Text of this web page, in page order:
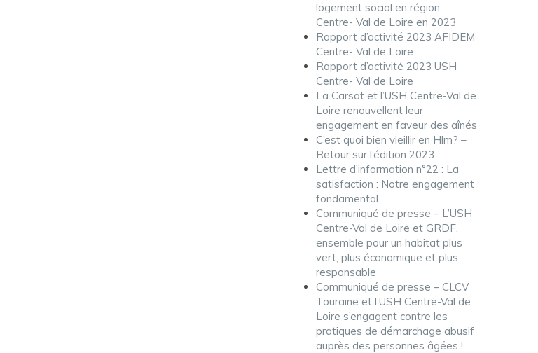
logement social en région
Centre- Val de Loire en 2023
Rapport d’activité 2023 AFIDEM
Centre- Val de Loire
Rapport d’activité 2023 USH
Centre- Val de Loire
La Carsat et l’USH Centre-Val de
Loire renouvellent leur
engagement en faveur des aînés
C’est quoi bien vieillir en Hlm? –
Retour sur l’édition 2023
Lettre d’information n°22 : La
satisfaction : Notre engagement
fondamental
Communiqué de presse – L’USH
Centre-Val de Loire et GRDF,
ensemble pour un habitat plus
vert, plus économique et plus
responsable
Communiqué de presse – CLCV
Touraine et l’USH Centre-Val de
Loire s’engagent contre les
pratiques de démarchage abusif
auprès des personnes âgées !